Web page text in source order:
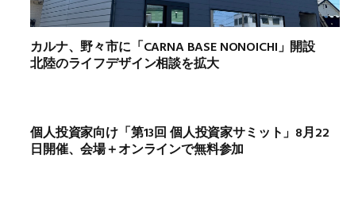
カルナ、野々市に「CARNA BASE NONOICHI」開設
北陸のライフデザイン相談を拡大
個人投資家向け「第13回 個人投資家サミット」8月22
日開催、会場＋オンラインで無料参加